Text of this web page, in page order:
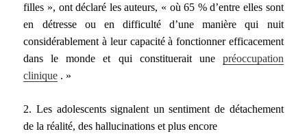
filles », ont déclaré les auteurs, « où 65 % d’entre elles sont
en détresse ou en difficulté d’une manière qui nuit
considérablement à leur capacité à fonctionner efficacement
dans le monde et qui constituerait une préoccupation
clinique . »
2. Les adolescents signalent un sentiment de détachement
de la réalité, des hallucinations et plus encore